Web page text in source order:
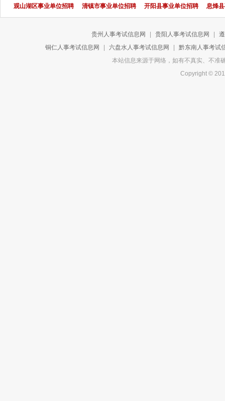
观山湖区事业单位招聘 清镇市事业单位招聘 开阳县事业单位招聘 息烽
贵州人事考试信息网 贵阳人事考试信息网
铜仁人事考试信息网
六盘水人事考试信息网
黔东南人事考试
本站信息来源于网络，如有不真实、不
Copyright ©